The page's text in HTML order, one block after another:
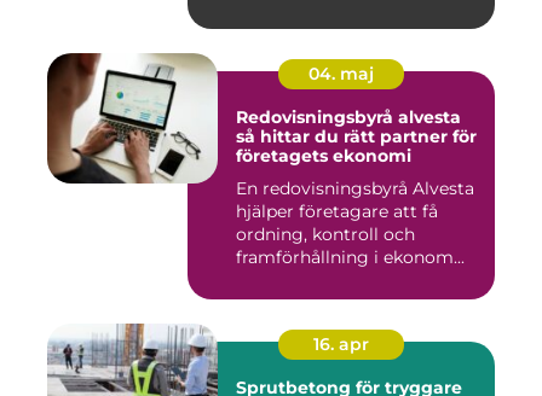
04. maj
Redovisningsbyrå alvesta
så hittar du rätt partner för
företagets ekonomi
En redovisningsbyrå Alvesta
hjälper företagare att få
ordning, kontroll och
framförhållning i ekonom...
16. apr
Sprutbetong för tryggare